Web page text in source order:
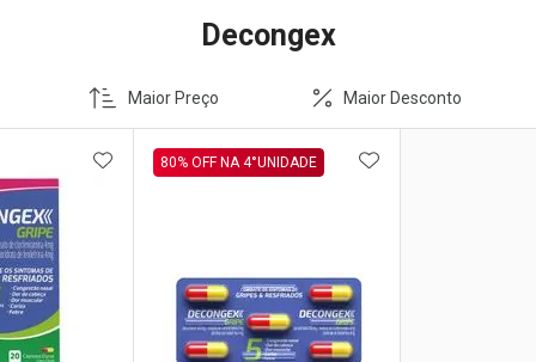
Decongex
Maior Preço Maior Desconto
ADICIONAR AOS FAVORITOS
80% OFF NA 4°UNIDADE ADICIONAR AOS